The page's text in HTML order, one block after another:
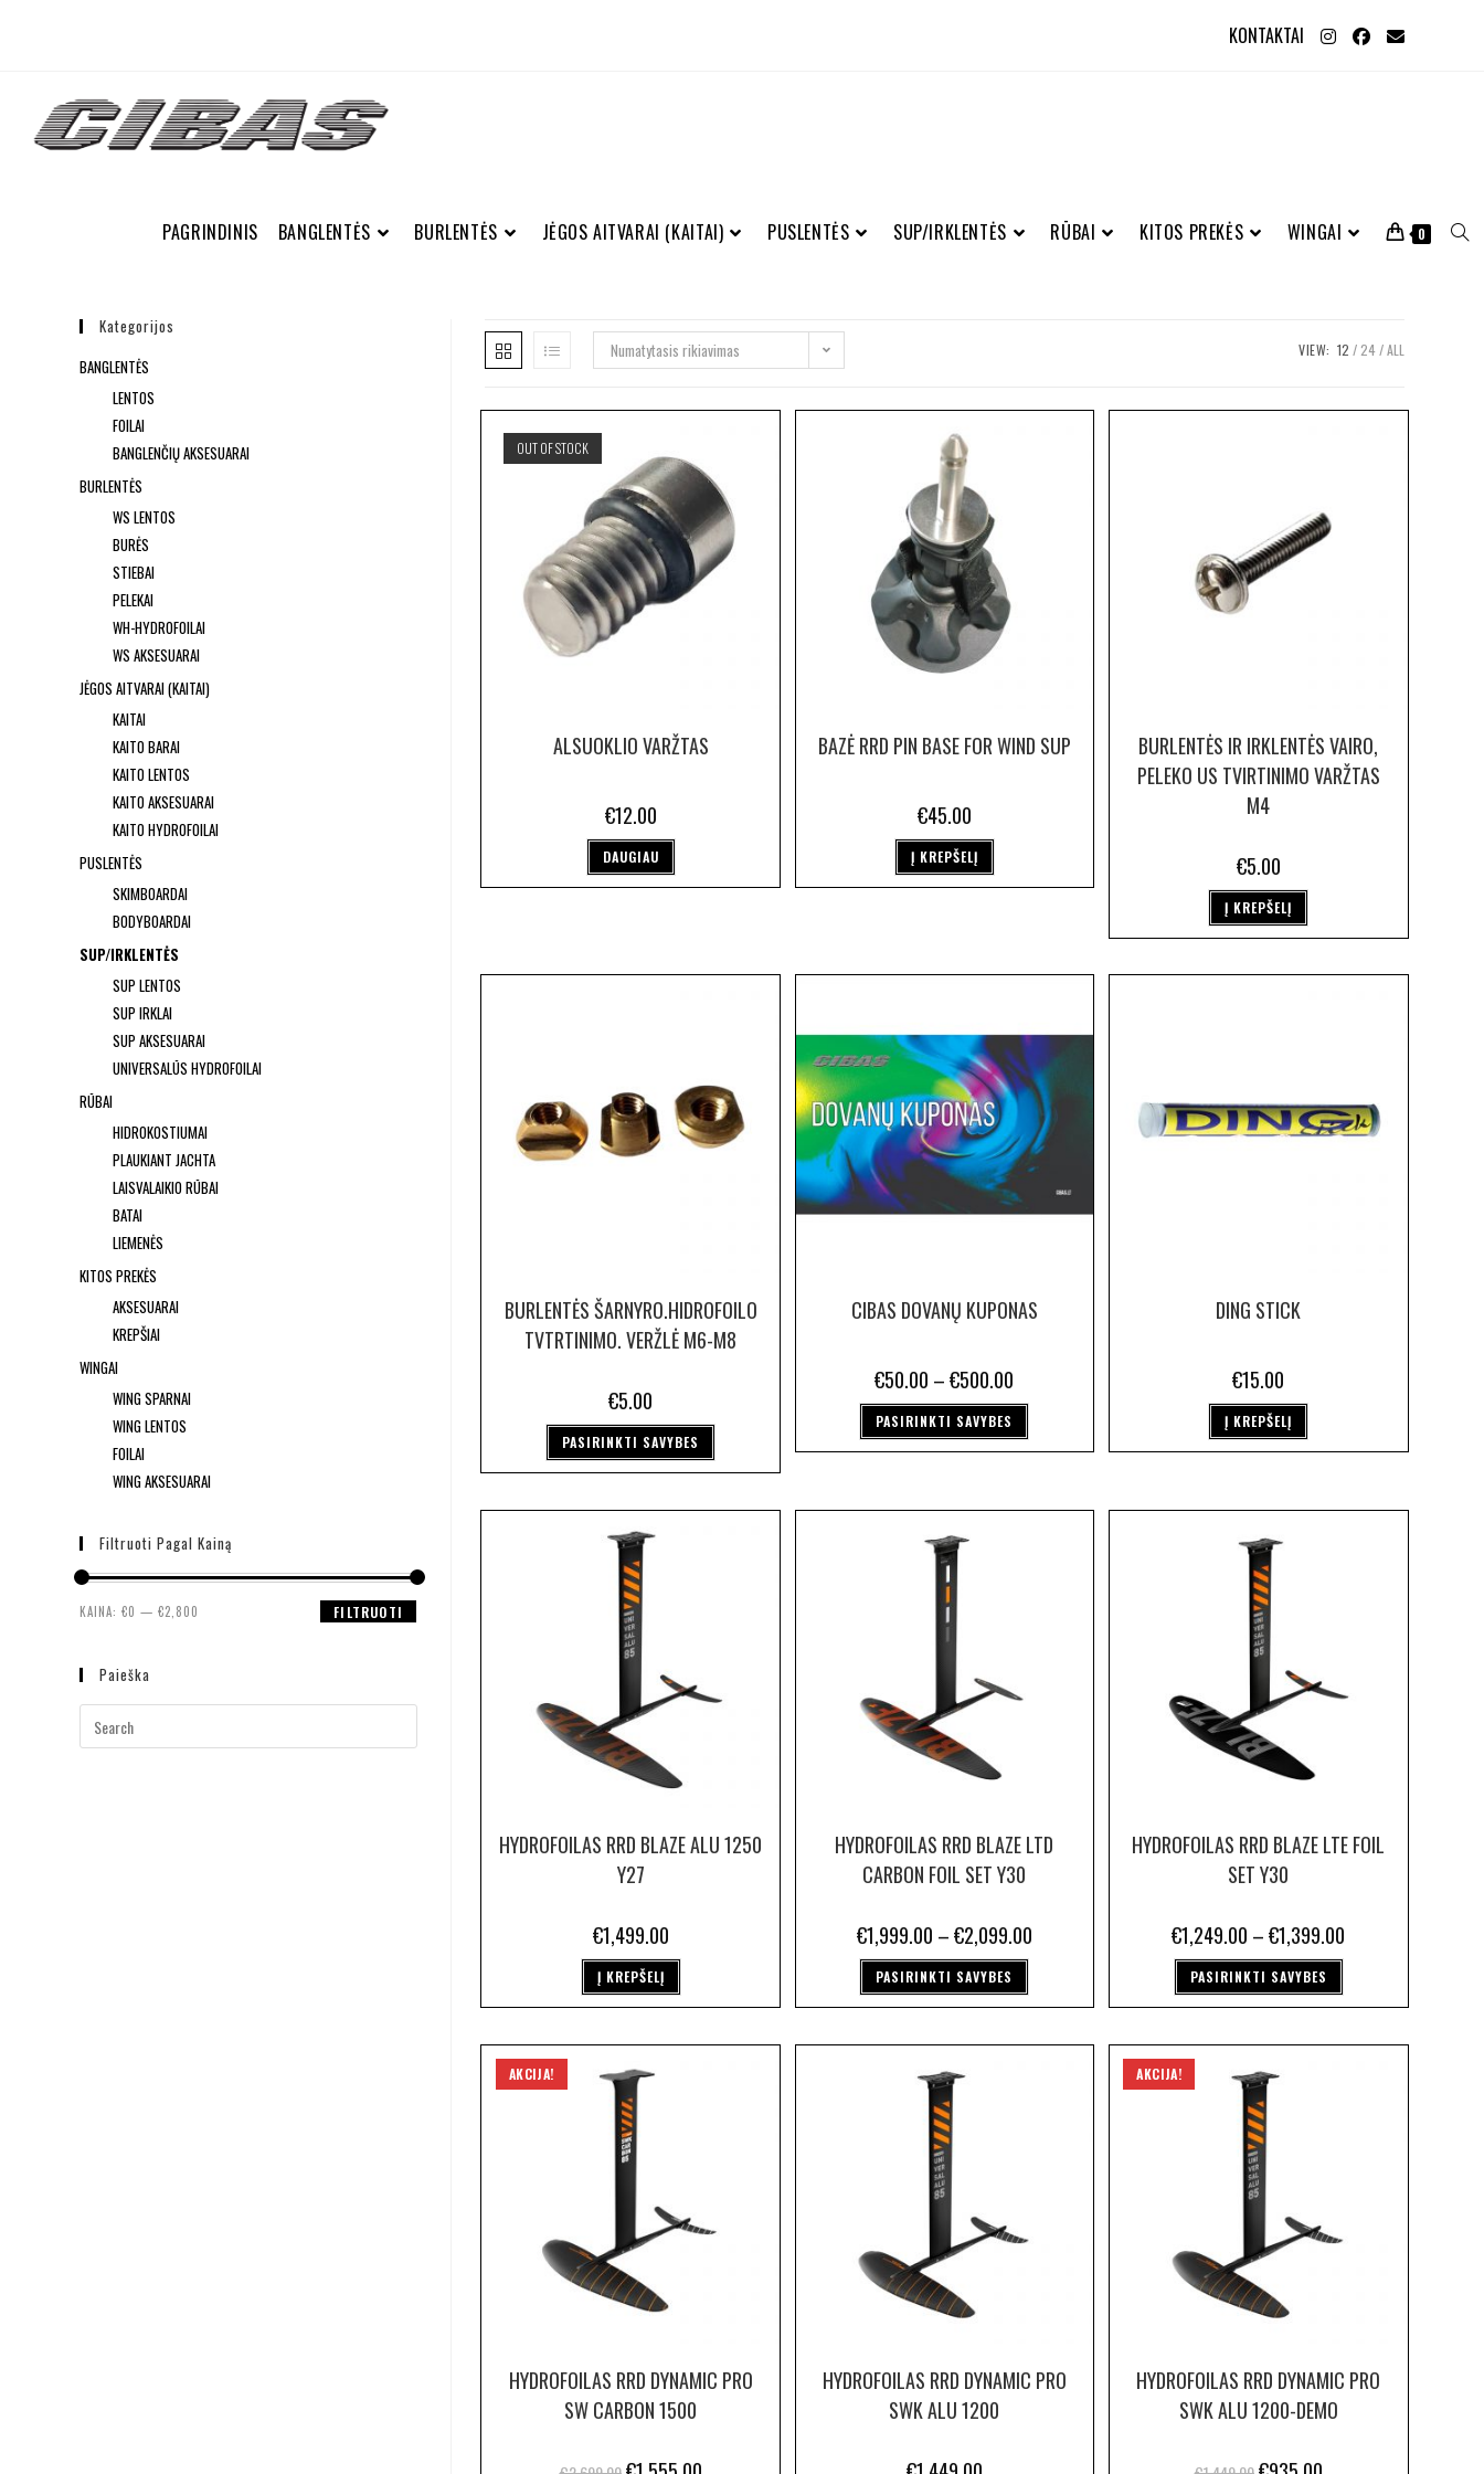
KONTAKTAI
PAGRINDINIS BANGLENTĖS BURLENTĖS JĖGOS AITVARAI (KAITAI) PUSLENTĖS SUP/IRKLENTĖS RŪBAI KITOS PREKĖS WINGAI 0
Numatytasis rikiavimas VIEW: 12 24 ALL
OUT OF STOCK
ALSUOKLIO VARŽTAS
€12.00
DAUGIAU
BAZĖ RRD PIN BASE FOR WIND SUP
€45.00
Į KREPŠELĮ
BURLENTĖS IR IRKLENTĖS VAIRO,
PELEKO US TVIRTINIMO VARŽTAS
M4
€5.00
Į KREPŠELĮ
BURLENTĖS ŠARNYRO.HIDROFOILO
TVTRTINIMO. VERŽLĖ M6-M8
€5.00
PASIRINKTI SAVYBES
CIBAS DOVANŲ KUPONAS
€50.00 –€500.00
PASIRINKTI SAVYBES
DING STICK
€15.00
Į KREPŠELĮ
HYDROFOILAS RRD BLAZE ALU 1250
Y27
€1,499.00
Į KREPŠELĮ
HYDROFOILAS RRD BLAZE LTD
CARBON FOIL SET Y30
€1,999.00 –€2,099.00
PASIRINKTI SAVYBES
HYDROFOILAS RRD BLAZE LTE FOIL
SET Y30
€1,249.00 –€1,399.00
PASIRINKTI SAVYBES
AKCIJA!
HYDROFOILAS RRD DYNAMIC PRO
SW CARBON 1500
HYDROFOILAS RRD DYNAMIC PRO
SWK ALU 1200
AKCIJA!
HYDROFOILAS RRD DYNAMIC PRO
SWK ALU 1200-DEMO
Kategorijos
BANGLENTĖS
LENTOS
FOILAI
BANGLENČIŲ AKSESUARAI
BURLENTĖS
WS LENTOS
BURĖS
STIEBAI
PELEKAI
WH-HYDROFOILAI
WS AKSESUARAI
JĖGOS AITVARAI (KAITAI)
KAITAI
KAITO BARAI
KAITO LENTOS
KAITO AKSESUARAI
KAITO HYDROFOILAI
PUSLENTĖS
SKIMBOARDAI
BODYBOARDAI
SUP/IRKLENTĖS
SUP LENTOS
SUP IRKLAI
SUP AKSESUARAI
UNIVERSALŪS HYDROFOILAI
RŪBAI
HIDROKOSTIUMAI
PLAUKIANT JACHTA
LAISVALAIKIO RŪBAI
BATAI
LIEMENĖS
KITOS PREKĖS
AKSESUARAI
KREPŠIAI
WINGAI
WING SPARNAI
WING LENTOS
FOILAI
WING AKSESUARAI
Filtruoti Pagal Kainą
FILTRUOTI
KAINA: €0 — €2,800
Paieška